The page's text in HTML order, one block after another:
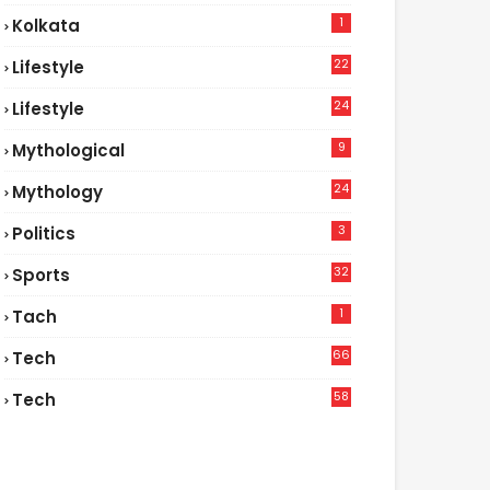
Kolkata 1
Lifestyle
22
Lifestyle
24
Mythological 9
Mythology 24
Politics 3
Sports 32
Tach 1
Tech
66
Tech
58